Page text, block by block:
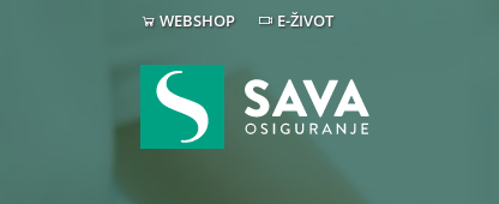
WEBSHOP E-ŽIVOT